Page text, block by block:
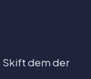
Skift dem der